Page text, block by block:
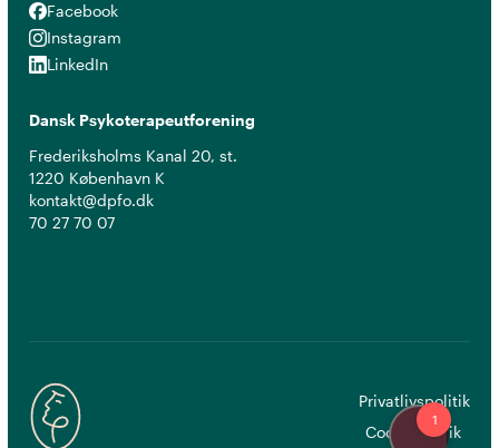
Facebook
Facebook
Instagram
Instagram
LinkedIn
LinkedIn
Dansk Psykoterapeutforening
Frederiksholms Kanal 20, st.
1220 København K
kontakt@dpfo.dk
70 27 70 07
Privatlivspolitik
Cookiepolitik